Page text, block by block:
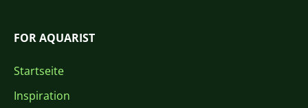
FOR AQUARIST
Startseite
Inspiration